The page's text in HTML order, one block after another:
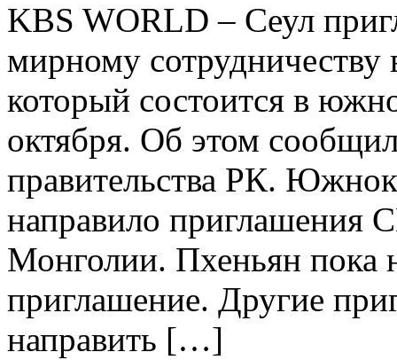
KBS WORLD – Сеул
мирному
который состоится в
октября. Об этом
правительства РК.
направило
Монголии. Пхеньян пока
приглашение. Другие
направить […]